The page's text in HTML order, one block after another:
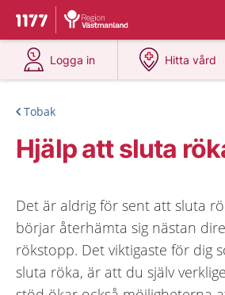
Till startsidan för 1177
Du har valt region
Logga in
på 1177.se
Hitta vård
på
Tobak
Hjälp att sluta
Det är aldrig för sent att sluta
börjar återhämta sig nästan
rökstopp. Det viktigaste för dig
sluta röka, är att du själv